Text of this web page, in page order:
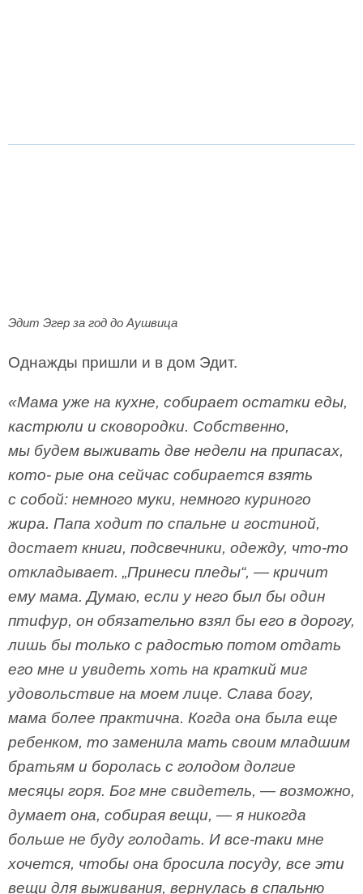
Эдит Эгер за год до Аушвица
Однажды пришли и в дом Эдит.
«Мама уже на кухне, собирает остатки еды,
кастрюли и сковородки. Собственно,
мы будем выживать две недели на припасах,
кото- рые она сейчас собирается взять
с собой: немного муки, немного куриного
жира. Папа ходит по спальне и гостиной,
достает книги, подсвечники, одежду, что-то
откладывает. „Принеси пледы“, — кричит
ему мама. Думаю, если у него был бы один
птифур, он обязательно взял бы его в дорогу,
лишь бы только с радостью потом отдать
его мне и увидеть хоть на краткий миг
удовольствие на моем лице. Слава богу,
мама более практична. Когда она была еще
ребенком, то заменила мать своим младшим
братьям и боролась с голодом долгие
месяцы горя. Бог мне свидетель, — возможно,
думает она, собирая вещи, — я никогда
больше не буду голодать. И все-таки мне
хочется, чтобы она бросила посуду, все эти
вещи для выживания, вернулась в спальню